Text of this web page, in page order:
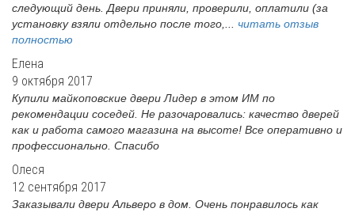
следующий день. Двери приняли, проверили, оплатили (за
установку взяли отдельно после того,... читать отзыв
полностью
Елена
9 октября 2017
Купили майкоповские двери Лидер в этом ИМ по
рекомендации соседей. Не разочаровались: качество дверей
как и работа самого магазина на высоте! Все оперативно и
профессионально. Спасибо
Олеся
12 сентября 2017
Заказывали двери Альверо в дом. Очень понравилось как